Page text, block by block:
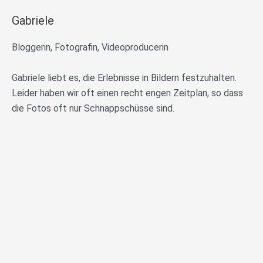
Gabriele
Bloggerin, Fotografin, Videoproducerin
Gabriele liebt es, die Erlebnisse in Bildern festzuhalten.
Leider haben wir oft einen recht engen Zeitplan, so dass
die Fotos oft nur Schnappschüsse sind.